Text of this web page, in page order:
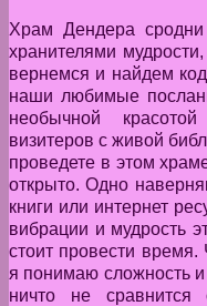
Храм Дендера сродни
хранителями
вернемся и найдем
наши любимые
необычной
визитеров с живой
проведете в этом
открыто. Одно
книги или интернет
вибрации и мудрость
стоит провести
я понимаю сложность
ничто не